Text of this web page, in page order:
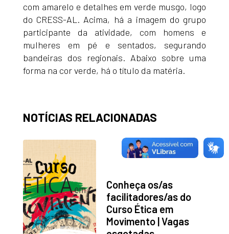
com amarelo e detalhes em verde musgo, logo
do CRESS-AL. Acima, há a imagem do grupo
participante da atividade, com homens e
mulheres em pé e sentados, segurando
bandeiras dos regionais. Abaixo sobre uma
forma na cor verde, há o título da matéria.
NOTÍCIAS RELACIONADAS
Conheça os/as
facilitadores/as do
Curso Ética em
Movimento | Vagas